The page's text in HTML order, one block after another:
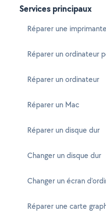
Services principaux
Réparer une imprimante
Réparer un ordinateur
Réparer un ordinateur
Réparer un Mac
Réparer un disque dur
Changer un disque dur
Changer un écran
Réparer une carte